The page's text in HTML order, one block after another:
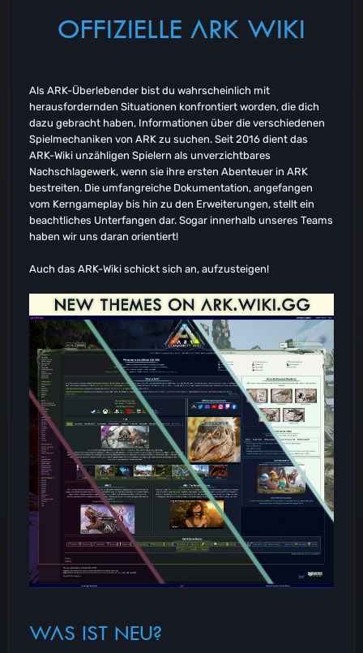
OFFIZIELLE ARK WIKI
Als ARK-Überlebender bist du wahrscheinlich mit
herausfordernden Situationen konfrontiert worden, die dich
dazu gebracht haben, Informationen über die verschiedenen
Spielmechaniken von ARK zu suchen. Seit 2016 dient das
ARK-Wiki unzähligen Spielern als unverzichtbares
Nachschlagewerk, wenn sie ihre ersten Abenteuer in ARK
bestreiten. Die umfangreiche Dokumentation, angefangen
vom Kerngameplay bis hin zu den Erweiterungen, stellt ein
beachtliches Unterfangen dar. Sogar innerhalb unseres Teams
haben wir uns daran orientiert!
Auch das ARK-Wiki schickt sich an, aufzusteigen!
WAS IST NEU?